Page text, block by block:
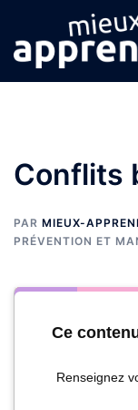
Conflits
PAR MIEUX-
PRÉVENTION ET
Ce
Renseignez